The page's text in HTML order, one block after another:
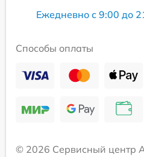
Ежедневно с 9:00 до
Способы оплаты
© 2026 Сервисный центр